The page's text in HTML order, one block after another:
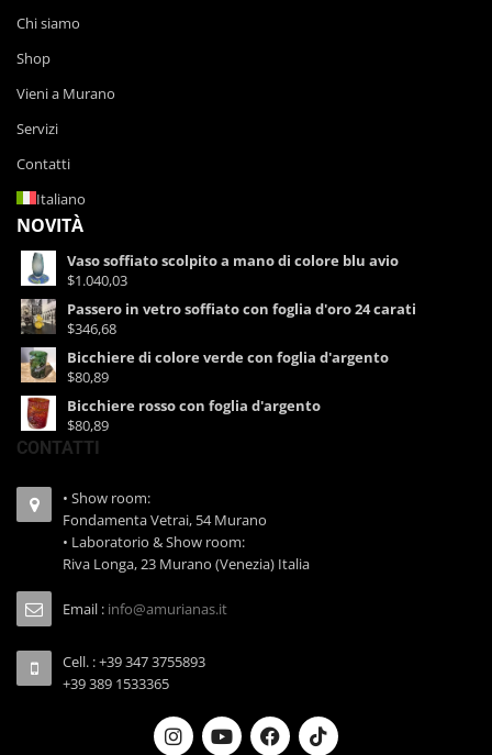
Chi siamo
Shop
Vieni a Murano
Servizi
Contatti
Italiano
NOVITÀ
Vaso soffiato scolpito a mano di colore blu avio
$1.040,03
Passero in vetro soffiato con foglia d'oro 24 carati
$346,68
Bicchiere di colore verde con foglia d'argento
$80,89
Bicchiere rosso con foglia d'argento
$80,89
CONTATTI
• Show room:
Fondamenta Vetrai, 54 Murano
• Laboratorio & Show room:
Riva Longa, 23 Murano (Venezia) Italia
Email : info@amurianas.it
Cell. : +39 347 3755893
+39 389 1533365